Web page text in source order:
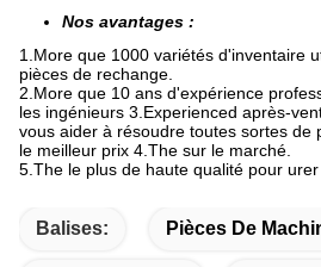
Nos avantages :
1.More que 1000 variétés d'inventaire
pièces de rechange.
2.More que 10 ans d'expérience
les ingénieurs 3.Experienced après-
vous aider à résoudre toutes sortes de
le meilleur prix 4.The sur le marché.
5.The le plus de haute qualité pour
Balises: Pièces De